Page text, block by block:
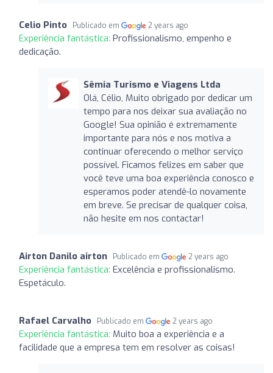
Celio Pinto Publicado em 2 years ago
Experiência fantástica: Profissionalismo, empenho e
dedicação.
Sêmia Turismo e Viagens Ltda
Olá, Célio, Muito obrigado por dedicar um
tempo para nos deixar sua avaliação no
Google! Sua opinião é extremamente
importante para nós e nos motiva a
continuar oferecendo o melhor serviço
possível. Ficamos felizes em saber que
você teve uma boa experiência conosco e
esperamos poder atendê-lo novamente
em breve. Se precisar de qualquer coisa,
não hesite em nos contactar!
Airton Danilo airton Publicado em 2 years ago
Experiência fantástica: Excelência e profissionalismo.
Espetáculo.
Rafael Carvalho Publicado em 2 years ago
Experiência fantástica: Muito boa a experiência e a
facilidade que a empresa tem em resolver as coisas!